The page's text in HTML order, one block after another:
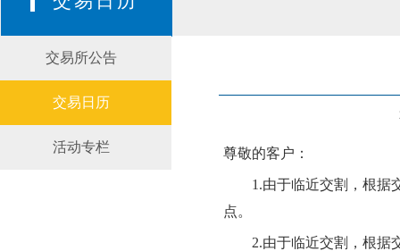
交易所公告
交易日历
活动专栏 尊敬的客户：
1 .由于临近交割，根据
点。
2.由于临近交割，根据